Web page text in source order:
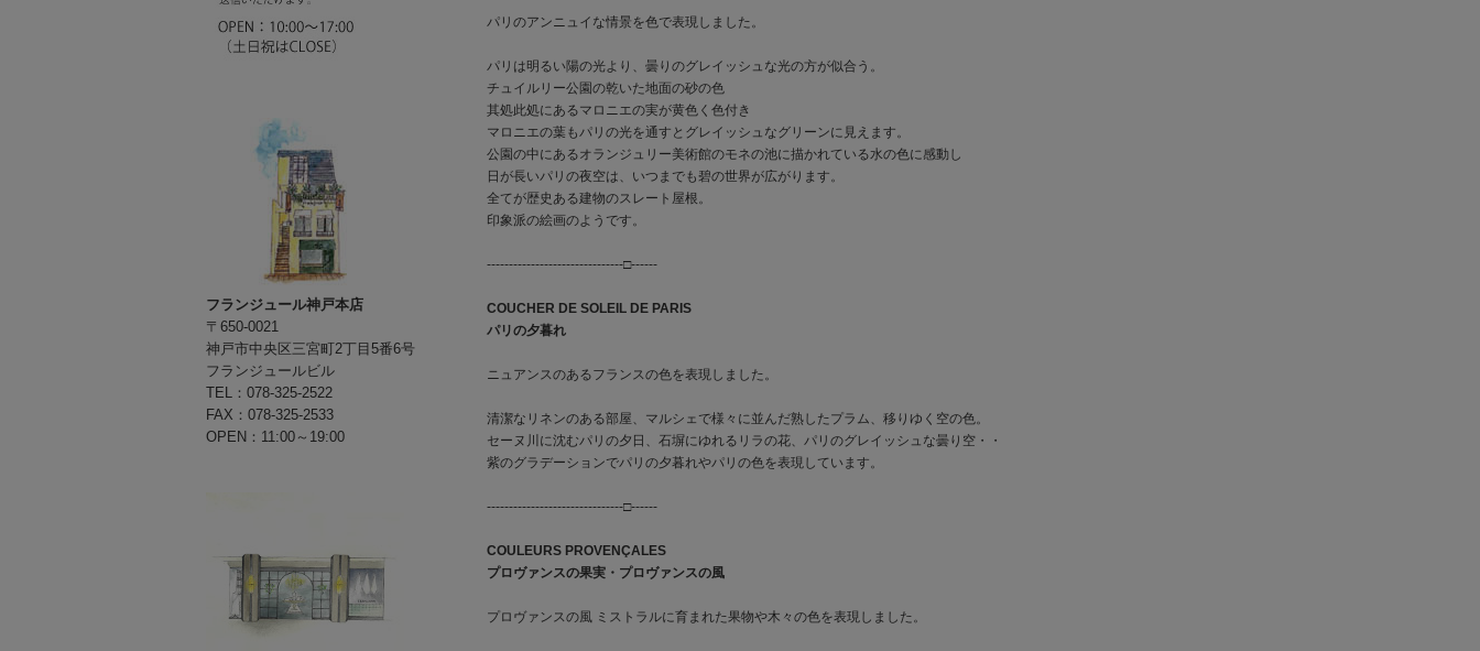
パリのアンニュイな情景を色で表現しました。
パリは明るい陽の光より、曇りのグレイッシュな光の方が似合う。
チュイルリー公園の乾いた地面の砂の色
其処此処にあるマロニエの実が黄色く色付き
マロニエの葉もパリの光を通すとグレイッシュなグリーンに見えます。
公園の中にあるオランジュリー美術館のモネの池に描かれている水の色に感動し
日が長いパリの夜空は、いつまでも碧の世界が広がります。
全てが歴史ある建物のスレート屋根。
印象派の絵画のようです。
-------------------------------□------
COUCHER DE SOLEIL DE PARIS
パリの夕暮れ
ニュアンスのあるフランスの色を表現しました。
清潔なリネンのある部屋、マルシェで様々に並んだ熟したプラム、移りゆく空の色。
セーヌ川に沈むパリの夕日、石塀にゆれるリラの花、パリのグレイッシュな曇り空・・
紫のグラデーションでパリの夕暮れやパリの色を表現しています。
-------------------------------□------
COULEURS PROVENÇALES
プロヴァンスの果実・プロヴァンスの風
プロヴァンスの風 ミストラルに育まれた果物や木々の色を表現しました。
フランジュール神戸本店
〒650-0021
神戸市中央区三宮町2丁目5番6号
フランジュールビル
TEL：078-325-2522
FAX：078-325-2533
OPEN：11:00～19:00